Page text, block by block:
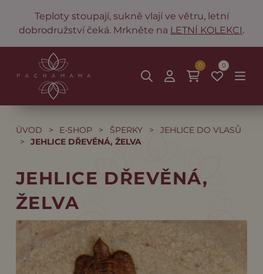
Teploty stoupají, sukně vlají ve větru, letní
dobrodružství čeká. Mrkněte na LETNÍ KOLEKCI.
0
0
ÚVOD > E-SHOP > ŠPERKY >
JEHLICE DO VLASŮ
>
JEHLICE DŘEVĚNÁ, ŽELVA
JEHLICE DŘEVĚNÁ,
ŽELVA